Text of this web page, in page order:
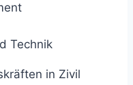
Technik
in Zivil